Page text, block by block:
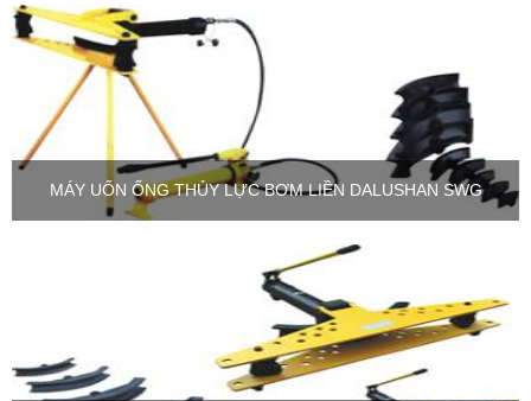
MÁY UỐN ỐNG THỦY LỰC BƠM LIỀN DALUSHAN SWG